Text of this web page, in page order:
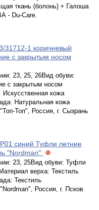
ткань (болонь) + Галоша
- Du-Care.
31712-1 коричневый
с закрытым носом
23, 25, 26Вид обуви:
с закрытым носом
Искусственная кожа
Натуральная кожа
Топ", Россия, г. Сызрань
синий Туфли летние
"Nordman"
23, 25Вид обуви: Туфли
верха: Текстиль
Текстиль
Россия, г. Псков